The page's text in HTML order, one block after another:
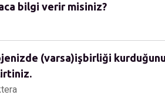
bilgi verir misiniz?
(varsa)işbirliği